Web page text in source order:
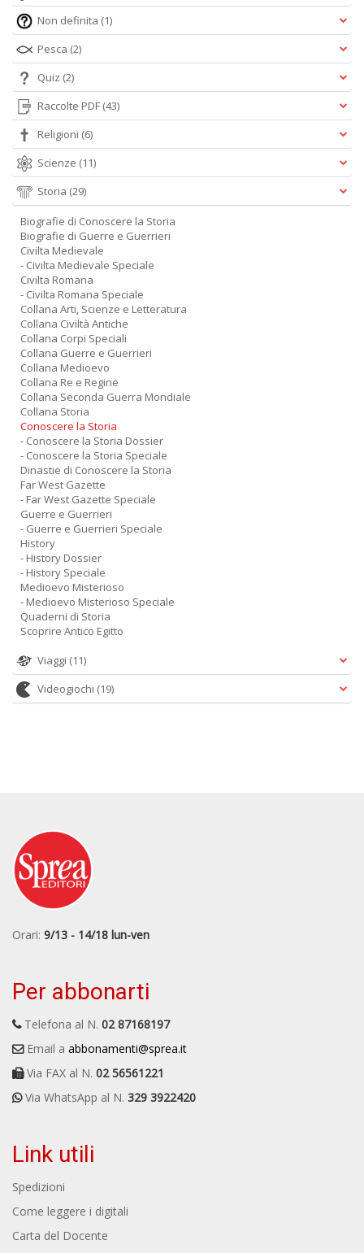
Non definita (1)
Pesca (2)
Quiz (2)
Raccolte PDF (43)
Religioni (6)
Scienze (11)
Storia (29)
Biografie di Conoscere la Storia
Biografie di Guerre e Guerrieri
Civilta Medievale
- Civilta Medievale Speciale
Civilta Romana
- Civilta Romana Speciale
Collana Arti, Scienze e Letteratura
Collana Civiltà Antiche
Collana Corpi Speciali
Collana Guerre e Guerrieri
Collana Medioevo
Collana Re e Regine
Collana Seconda Guerra Mondiale
Collana Storia
Conoscere la Storia
- Conoscere la Storia Dossier
- Conoscere la Storia Speciale
Dinastie di Conoscere la Storia
Far West Gazette
- Far West Gazette Speciale
Guerre e Guerrieri
- Guerre e Guerrieri Speciale
History
- History Dossier
- History Speciale
Medioevo Misterioso
- Medioevo Misterioso Speciale
Quaderni di Storia
Scoprire Antico Egitto
Viaggi (11)
Videogiochi (19)
Orari: 9/13 - 14/18 lun-ven
Per abbonarti
Telefona al N. 02 87168197
Email a abbonamenti@sprea.it
Via FAX al N. 02 56561221
Via WhatsApp al N. 329 3922420
Link utili
Spedizioni
Come leggere i digitali
Carta del Docente